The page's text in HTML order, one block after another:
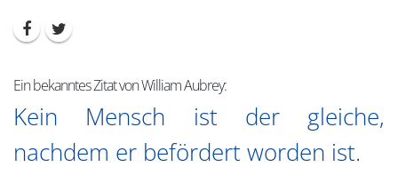
Ein bekanntes Zitat von William Aubrey:
Kein Mensch ist der gleiche,
nachdem er befördert worden ist.